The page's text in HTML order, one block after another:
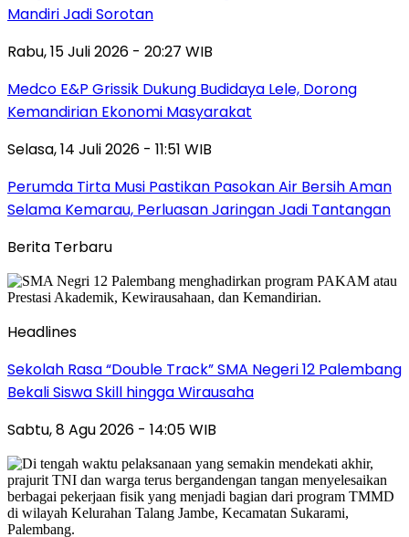
Mandiri Jadi Sorotan
Rabu, 15 Juli 2026 - 20:27 WIB
Medco E&P Grissik Dukung Budidaya Lele, Dorong
Kemandirian Ekonomi Masyarakat
Selasa, 14 Juli 2026 - 11:51 WIB
Perumda Tirta Musi Pastikan Pasokan Air Bersih Aman
Selama Kemarau, Perluasan Jaringan Jadi Tantangan
Berita Terbaru
Headlines
Sekolah Rasa “Double Track” SMA Negeri 12 Palembang
Bekali Siswa Skill hingga Wirausaha
Sabtu, 8 Agu 2026 - 14:05 WIB